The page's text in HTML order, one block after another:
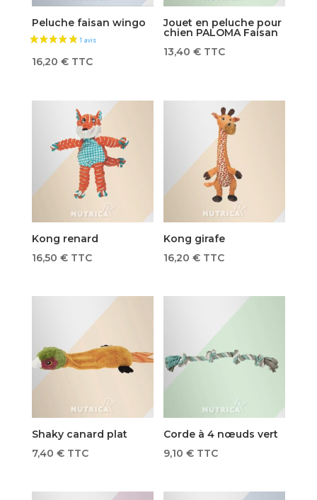
Peluche faisan wingo
16,20 € TTC
Jouet en peluche pour
chien PALOMA Faisan
13,40€ TTC
Kong renard
16,50 € TTC
Kong girafe
16,20€ TTC
Shaky canard plat
7,40 € TTC
Corde à 4 nœuds vert
9,10€ TTC